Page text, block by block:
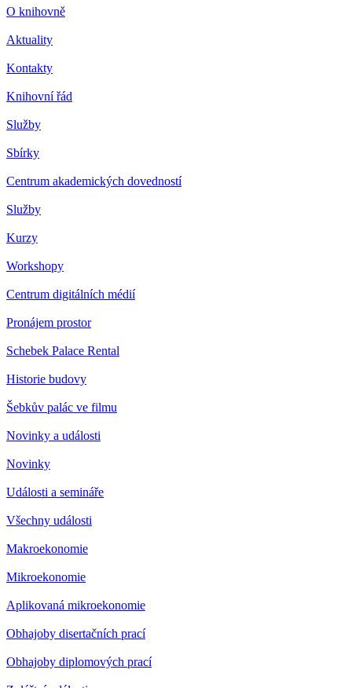
O knihovně
Aktuality
Kontakty
Knihovní řád
Služby
Sbírky
Centrum akademických dovedností
Služby
Kurzy
Workshopy
Centrum digitálních médií
Pronájem prostor
Schebek Palace Rental
Historie budovy
Šebkův palác ve filmu
Novinky a události
Novinky
Události a semináře
Všechny události
Makroekonomie
Mikroekonomie
Aplikovaná mikroekonomie
Obhajoby disertačních prací
Obhajoby diplomových prací